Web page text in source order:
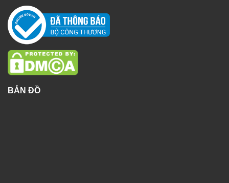
BẢN ĐỒ